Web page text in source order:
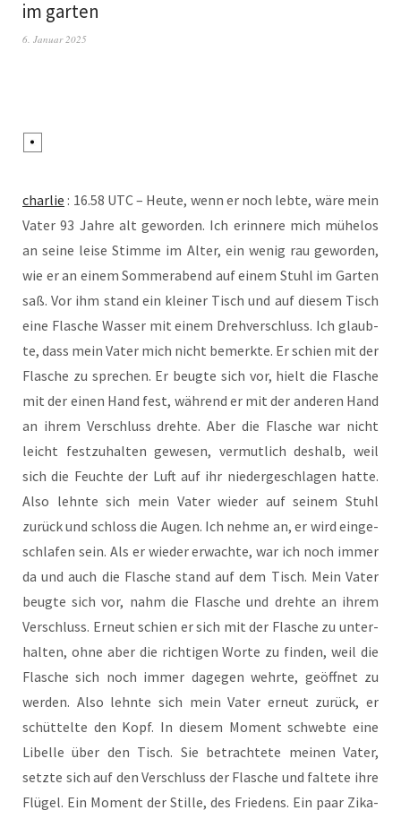
im garten
6. Januar 2025
char­lie : 16.58 UTC – Heu­te, wenn er noch leb­te, wäre mein
Vater 93 Jah­re alt gewor­den. Ich erin­ne­re mich mühe­los
an sei­ne lei­se Stim­me im Alter, ein wenig rau gewor­den,
wie er an einem Som­mer­abend auf einem Stuhl im Gar­ten
saß. Vor ihm stand ein klei­ner Tisch und auf die­sem Tisch
eine Fla­sche Was­ser mit einem Dreh­ver­schluss. Ich glaub­
te, dass mein Vater mich nicht bemerk­te. Er schien mit der
Fla­sche zu spre­chen. Er beug­te sich vor, hielt die Fla­sche
mit der einen Hand fest, wäh­rend er mit der ande­ren Hand
an ihrem Ver­schluss dreh­te. Aber die Fla­sche war nicht
leicht fest­zu­hal­ten gewe­sen, ver­mut­lich des­halb, weil
sich die Feuch­te der Luft auf ihr nie­der­ge­schla­gen hat­te.
Also lehn­te sich mein Vater wie­der auf sei­nem Stuhl
zurück und schloss die Augen. Ich neh­me an, er wird ein­ge­
schla­fen sein. Als er wie­der erwach­te, war ich noch immer
da und auch die Fla­sche stand auf dem Tisch. Mein Vater
beug­te sich vor, nahm die Fla­sche und dreh­te an ihrem
Ver­schluss. Erneut schien er sich mit der Fla­sche zu unter­
hal­ten, ohne aber die rich­ti­gen Wor­te zu fin­den, weil die
Fla­sche sich noch immer dage­gen wehr­te, geöff­net zu
wer­den. Also lehn­te sich mein Vater erneut zurück, er
schüt­tel­te den Kopf. In die­sem Moment schweb­te eine
Libel­le über den Tisch. Sie betrach­te­te mei­nen Vater,
setz­te sich auf den Ver­schluss der Fla­sche und fal­te­te ihre
Flü­gel. Ein Moment der Stil­le, des Frie­dens. Ein paar Zika­